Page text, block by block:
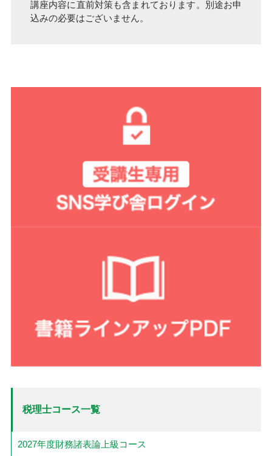
講座内容に直前対策も含まれております。別途お申
込みの必要はございません。
税理士コース一覧
2027年度財務諸表論上級コース